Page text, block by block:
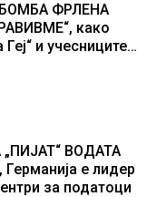
ФРЛЕНА
како
и учесниците
ВОДАТА
е лидер
за податоци